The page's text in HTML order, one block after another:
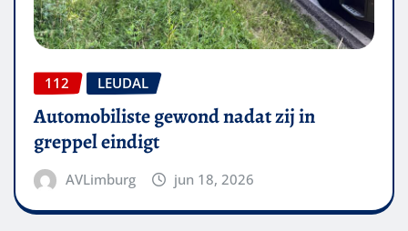
112 LEUDAL
Automobiliste gewond nadat zij in
greppel eindigt
AVLimburg jun 18, 2026